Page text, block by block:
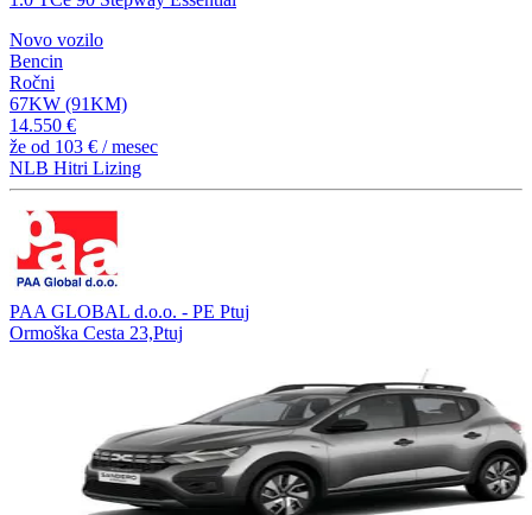
Novo vozilo
Bencin
Ročni
67KW (91KM)
14.550 €
že od 103 € / mesec
NLB Hitri Lizing
PAA GLOBAL d.o.o. - PE Ptuj
Ormoška Cesta 23,Ptuj